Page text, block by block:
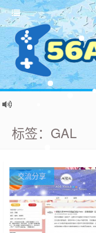
标签：GAL
交流分享